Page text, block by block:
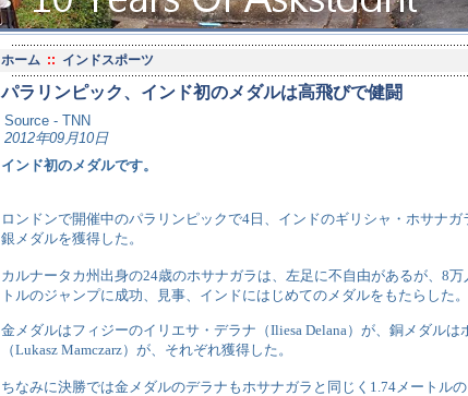
ホーム :: インドスポーツ
パラリンピック、インド初のメダルは高飛びで健闘
Source - TNN
2012年09月10日
インド初のメダルです。
ロンドンで開催中のパラリンピックで4日、インドのギリシャ・ホサナガ
銀メダルを獲得した。
カルナータカ州出身の24歳のホサナガラは、左足に不自由があるが、8
トルのジャンプに成功、見事、インドにはじめてのメダルをもたらした。
金メダルはフィジーのイリエサ・デラナ（Iliesa Delana）が、銅メダル
（Lukasz Mamczarz）が、それぞれ獲得した。
ちなみに決勝では金メダルのデラナもホサナガラと同じく1.74メートル